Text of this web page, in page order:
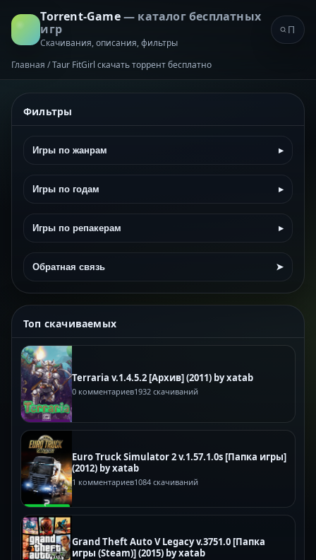
Torrent-Game— каталог бесплатных
игр
Скачивания, описания, фильтры
Главная /Taur FitGirl скачать торрент бесплатно
Фильтры
Игры по жанрам ▸
Игры по годам ▸
Игры по репакерам ▸
Обратная связь ➤
Топ скачиваемых
Terraria v.1.4.5.2 [Архив] (2011) by xatab
0 комментариев1932 скачиваний
Euro Truck Simulator 2 v.1.57.1.0s [Папка игры]
(2012) by xatab
1 комментариев1084 скачиваний
Grand Theft Auto V Legacy v.3751.0 [Папка
игры (Steam)] (2015) by xatab